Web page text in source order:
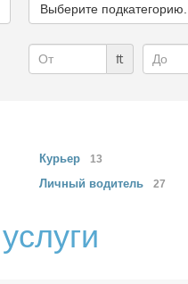
категорию...
Выберите подкатегорию...
₶
Курьер 13
Личный водитель 27